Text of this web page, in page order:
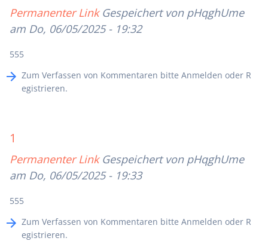
Permanenter Link Gespeichert von pHqghUme
am Do, 06/05/2025 - 19:32
555
Zum Verfassen von Kommentaren bitte Anmelden oder R
egistrieren.
1
Permanenter Link Gespeichert von pHqghUme
am Do, 06/05/2025 - 19:33
555
Zum Verfassen von Kommentaren bitte Anmelden oder R
egistrieren.